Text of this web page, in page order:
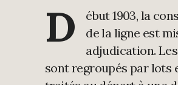
D
ébut 1903, la
de la ligne est
adjudication.
sont regroupés par lots